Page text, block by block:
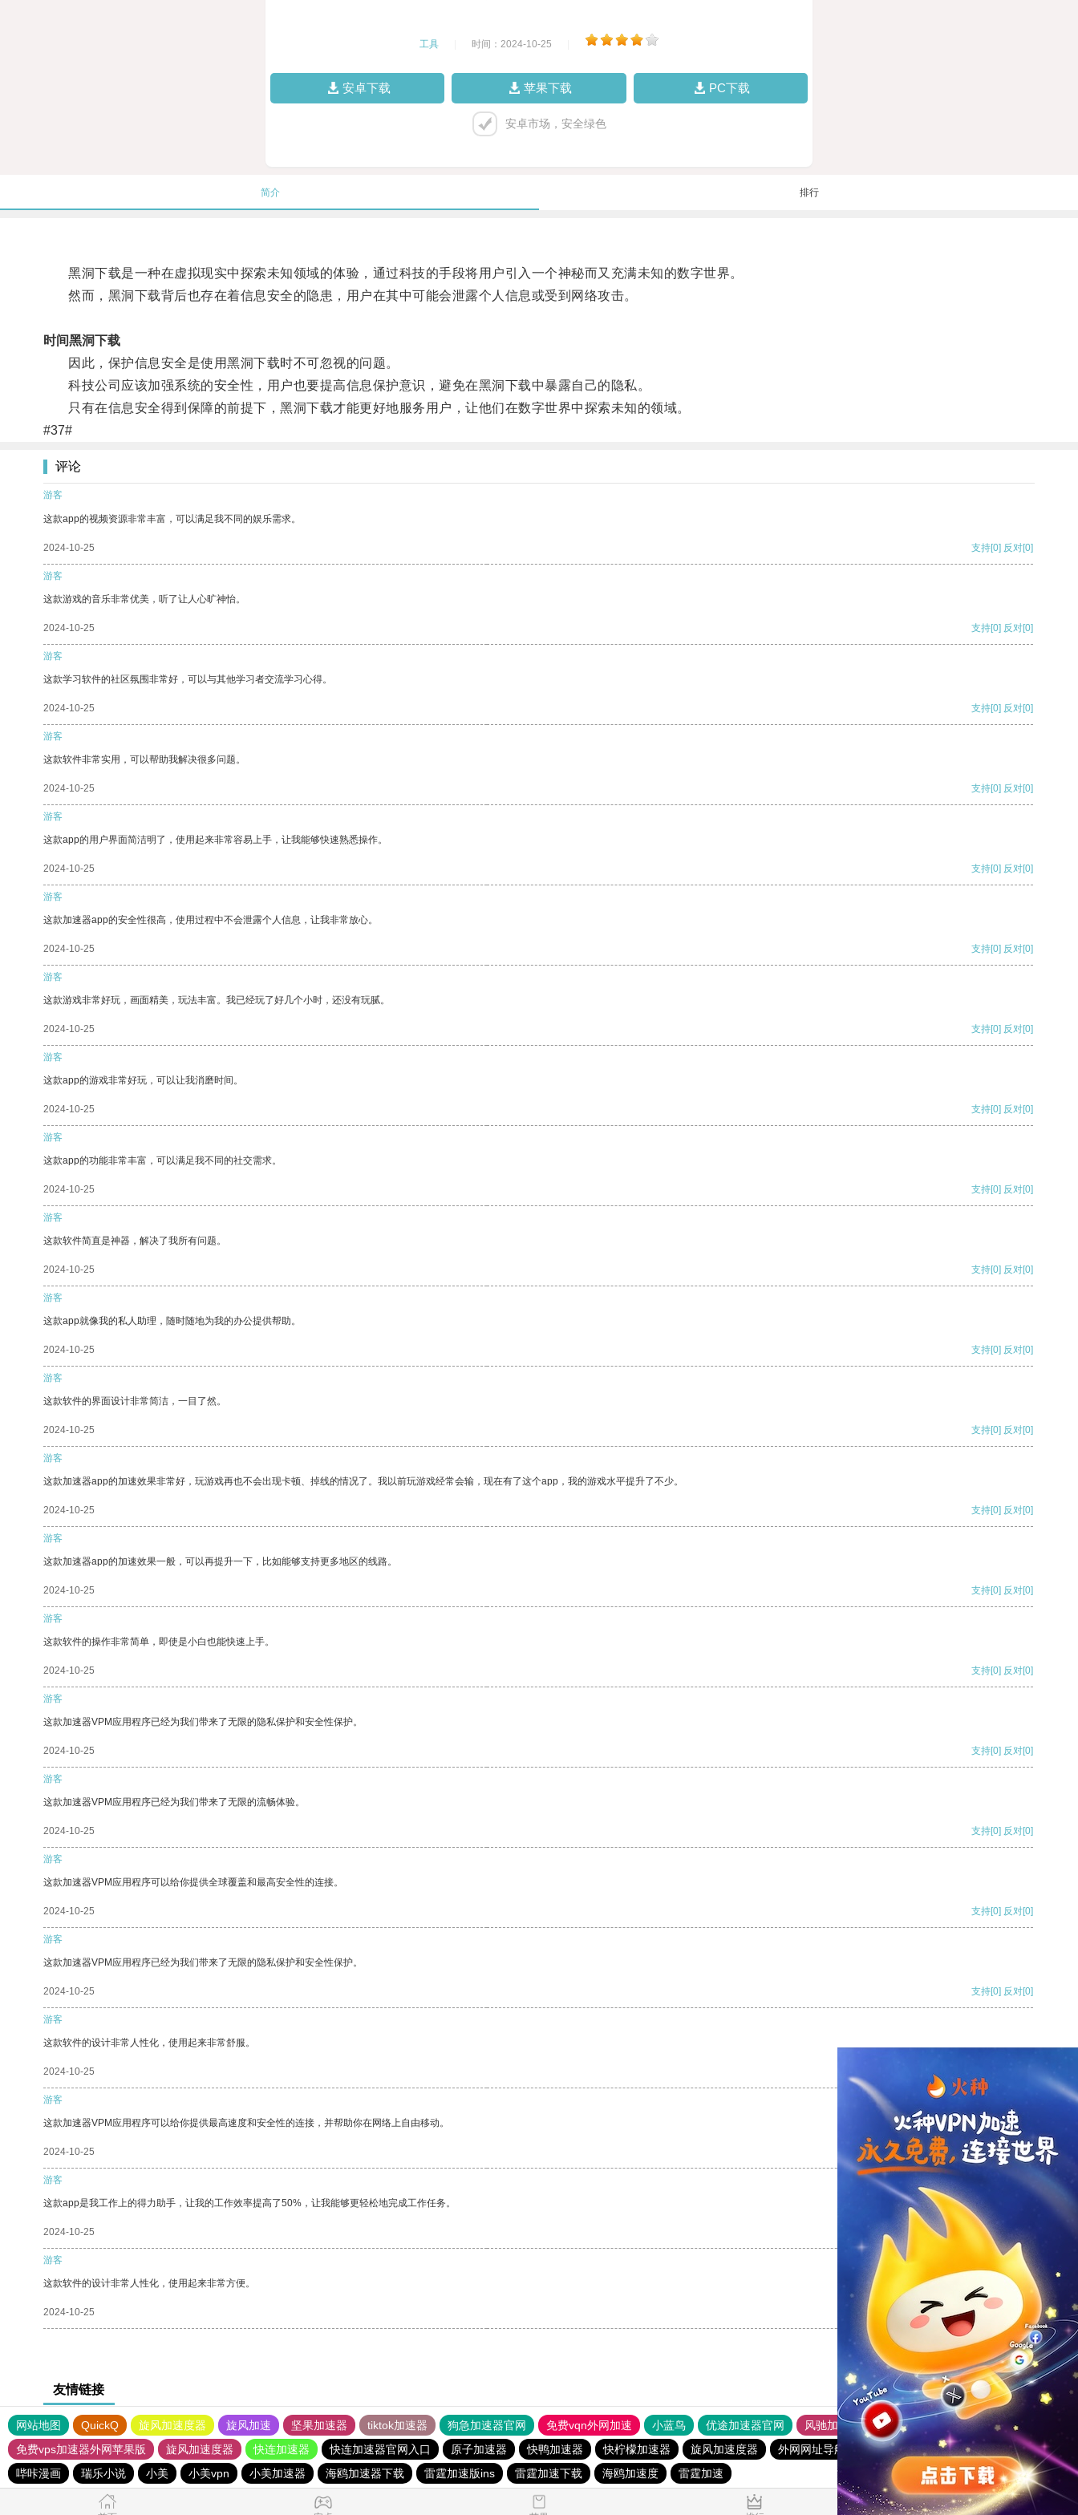
工具 时间：2024-10-25
安卓下载 苹果下载 PC下载
安卓市场，安全绿色
简介 排行
黑洞下载是一种在虚拟现实中探索未知领域的体验，通过科技的手段将用户引入一个神秘而又充满未知的数字世界。
然而，黑洞下载背后也存在着信息安全的隐患，用户在其中可能会泄露个人信息或受到网络攻击。
时间黑洞下载
因此，保护信息安全是使用黑洞下载时不可忽视的问题。
科技公司应该加强系统的安全性，用户也要提高信息保护意识，避免在黑洞下载中暴露自己的隐私。
只有在信息安全得到保障的前提下，黑洞下载才能更好地服务用户，让他们在数字世界中探索未知的领域。
#37#
评论
游客
这款app的视频资源非常丰富，可以满足我不同的娱乐需求。
2024-10-25 支持[0] 反对[0]
游客
这款游戏的音乐非常优美，听了让人心旷神怡。
2024-10-25 支持[0] 反对[0]
游客
这款学习软件的社区氛围非常好，可以与其他学习者交流学习心得。
2024-10-25 支持[0] 反对[0]
游客
这款软件非常实用，可以帮助我解决很多问题。
2024-10-25 支持[0] 反对[0]
游客
这款app的用户界面简洁明了，使用起来非常容易上手，让我能够快速熟悉操作。
2024-10-25 支持[0] 反对[0]
游客
这款加速器app的安全性很高，使用过程中不会泄露个人信息，让我非常放心。
2024-10-25 支持[0] 反对[0]
游客
这款游戏非常好玩，画面精美，玩法丰富。我已经玩了好几个小时，还没有玩腻。
2024-10-25 支持[0] 反对[0]
游客
这款app的游戏非常好玩，可以让我消磨时间。
2024-10-25 支持[0] 反对[0]
游客
这款app的功能非常丰富，可以满足我不同的社交需求。
2024-10-25 支持[0] 反对[0]
游客
这款软件简直是神器，解决了我所有问题。
2024-10-25 支持[0] 反对[0]
游客
这款app就像我的私人助理，随时随地为我的办公提供帮助。
2024-10-25 支持[0] 反对[0]
游客
这款软件的界面设计非常简洁，一目了然。
2024-10-25 支持[0] 反对[0]
游客
这款加速器app的加速效果非常好，玩游戏再也不会出现卡顿、掉线的情况了。我以前玩游戏经常会输，现在有了这个app，我的游戏水平提升了不少。
2024-10-25 支持[0] 反对[0]
游客
这款加速器app的加速效果一般，可以再提升一下，比如能够支持更多地区的线路。
2024-10-25 支持[0] 反对[0]
游客
这款软件的操作非常简单，即使是小白也能快速上手。
2024-10-25 支持[0] 反对[0]
游客
这款加速器VPM应用程序已经为我们带来了无限的隐私保护和安全性保护。
2024-10-25 支持[0] 反对[0]
游客
这款加速器VPM应用程序已经为我们带来了无限的流畅体验。
2024-10-25 支持[0] 反对[0]
游客
这款加速器VPM应用程序可以给你提供全球覆盖和最高安全性的连接。
2024-10-25 支持[0] 反对[0]
游客
这款加速器VPM应用程序已经为我们带来了无限的隐私保护和安全性保护。
2024-10-25 支持[0] 反对[0]
游客
这款软件的设计非常人性化，使用起来非常舒服。
2024-10-25
游客
这款加速器VPM应用程序可以给你提供最高速度和安全性的连接，并帮助你在网络上自由移动。
2024-10-25 支持 [0] 反对[0]
游客
这款app是我工作上的得力助手，让我的工作效率提高了50%，让我能够更轻松地完成工作任务。
2024-10-25 支持[0] 反对
游客
这款软件的设计非常人性化，使用起来非常方便。
2024-10-25 支持[0] 反对[0]
友情链接
网站地图 QuickQ 旋风加速度器 旋风加速 坚果加速器 tiktok加速器 狗急加速器官网 免费vqn外网加速 小蓝鸟 优途加速器官网 风驰加速器
旋风加速器
免费vps加速器外网苹果版
旋风加速度器 快连加速器 快连加速器官网入口 原子加速器 快鸭加速器 快柠檬加速器 旋风加速度器 外网网址导航 软件中心 雷霆加速
狂飙加速器
哔咔漫画
瑞乐小说 小美 小美vpn 小美加速器 海鸥加速器下载 雷霆加速版ins 雷霆加速下载 海鸥加速度 雷霆加速